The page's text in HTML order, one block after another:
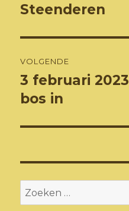
Steenderen
VOLGENDE
Volgend
bericht:
3 februari
bos in
Zoeken
naar: